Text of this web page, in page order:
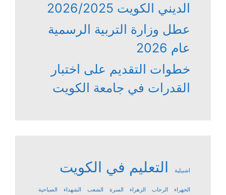
الديني الكويت 2026/2025
عطل وزارة التربية الرسمية
عام 2026
خطوات التقديم على اختبار
القدرات في جامعة الكويت
اشبيلية التعليم في الكويت
الجهراء الرحاب الزهراء السرة الشعب الشهداء الصباحية